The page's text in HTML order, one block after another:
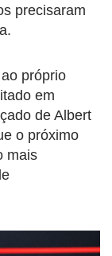
precisaram
próprio
em
de Albert
o próximo
mais